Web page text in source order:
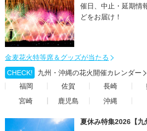
催日、中止・延期情
どをお届け！
金麦花火特等席＆グッズが当たる
CHECK!
九州・沖縄の花火開催カレンダー
福岡
佐賀 長崎
宮崎
鹿児島 沖縄
夏休み特集2026【九